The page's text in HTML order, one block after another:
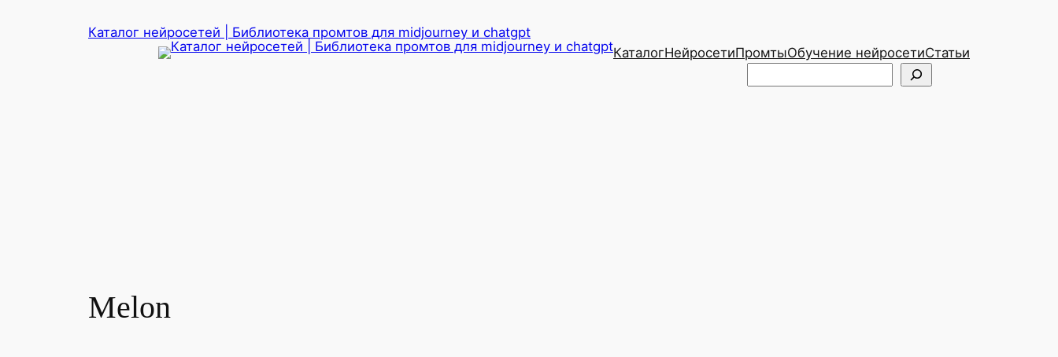
Каталог нейросетей | Библиотека промтов для midjourney и chatgpt
КаталогНейросетиПромтыОбучение нейросетиСтатьи
Telegram
Melon